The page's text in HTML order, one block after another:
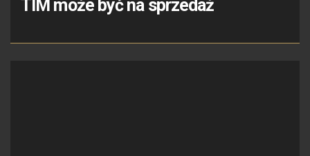
TIM może być na sprzedaż